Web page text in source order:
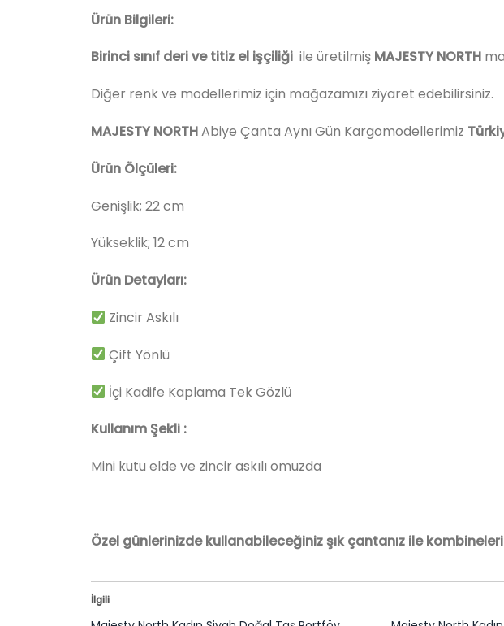
Ürün Bilgileri:
Birinci sınıf deri ve titiz el işçiliği ile üretilmiş MAJESTY NORTH
Diğer renk ve modellerimiz için mağazamızı ziyaret edebilirsiniz.
MAJESTY NORTHAbiye Çanta Aynı Gün Kargomodellerimiz
Ürün Ölçüleri:
Genişlik; 22 cm
Yükseklik; 12 cm
Ürün Detayları:
Zincir Askılı
Çift Yönlü
İçi Kadife Kaplama Tek Gözlü
Kullanım Şekli :
Mini kutu elde ve zincir askılı omuzda
Özel günlerinizde kullanabileceğiniz şık çantanız ile
İlgili